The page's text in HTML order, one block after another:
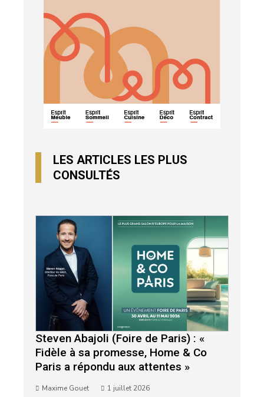
LES ARTICLES LES PLUS
CONSULTÉS
Steven Abajoli (Foire de Paris) : «
Fidèle à sa promesse, Home & Co
Paris a répondu aux attentes »
Maxime Gouet 1 juillet 2026